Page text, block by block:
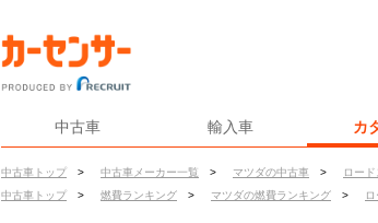
中古車 輸入車 カ
中古車トップ > 中古車メーカー一覧 > マツダの中古車 > ロー
中古車トップ
> 燃費ランキング > マツダの燃費ランキング >